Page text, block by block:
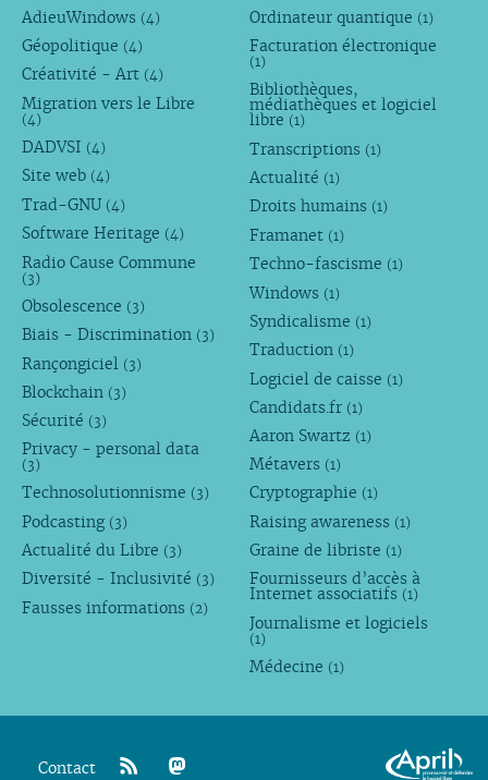
AdieuWindows (4)
Géopolitique (4)
Créativité - Art (4)
Migration vers le Libre
(4)
DADVSI (4)
Site web (4)
Trad-GNU (4)
Software Heritage (4)
Radio Cause Commune
(3)
Obsolescence (3)
Biais - Discrimination (3)
Rançongiciel (3)
Blockchain (3)
Sécurité (3)
Privacy - personal data
(3)
Technosolutionnisme (3)
Podcasting (3)
Actualité du Libre (3)
Diversité - Inclusivité (3)
Fausses informations (2)
Ordinateur quantique (1)
Facturation électronique
(1)
Bibliothèques,
médiathèques et logiciel
libre (1)
Transcriptions (1)
Actualité (1)
Droits humains (1)
Framanet (1)
Techno-fascisme (1)
Windows (1)
Syndicalisme (1)
Traduction (1)
Logiciel de caisse (1)
Candidats.fr (1)
Aaron Swartz (1)
Métavers (1)
Cryptographie (1)
Raising awareness (1)
Graine de libriste (1)
Fournisseurs d’accès à
Internet associatifs (1)
Journalisme et logiciels
(1)
Médecine (1)
Contact